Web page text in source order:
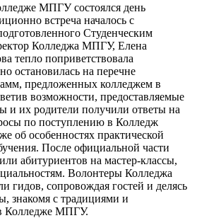
МПГУ состоялся день
встреча началось с
Студенческим
Колледжа МПГУ, Елена
тепло поприветствовала
остановилась на перечне
предложенных колледжем в
возможности, предоставляемые
и их родители получили ответы на
по поступлению в Колледж
об особенностях практической
После официальной части
абитуриентов на мастер-классы,
Волонтеры Колледжа
сопровождая гостей и делясь
знакомя с традициями и
Колледже МПГУ.